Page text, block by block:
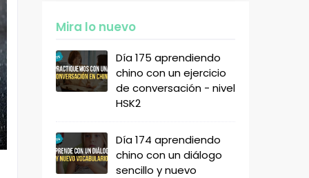
Mira lo nuevo
Día 175 aprendiendo
chino con un ejercicio
de conversación - nivel
HSK2
Día 174 aprendiendo
chino con un diálogo
sencillo y nuevo